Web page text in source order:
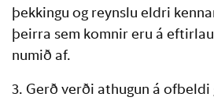
þekkingu og reynslu eldri
þeirra sem komnir eru á
numið af.
3. Gerð verði athugun á ofbeldi